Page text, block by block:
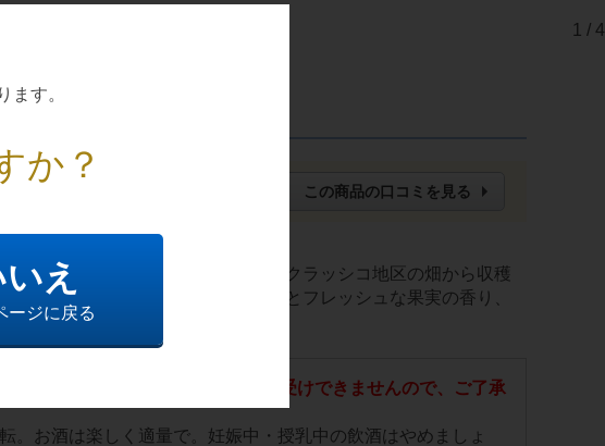
この商品の口コミを見る
リーノ地区の中でも古くからあるクラッシコ地区の畑から収穫
細な赤ワインです。淡いルビー色とフレッシュな果実の香り、
います。20歳未満の方の注文はお受けできませんので、ご了承
。お酒は楽しく適量で。妊娠中・授乳中の飲酒はやめましょ
1 / 4
ます。
か？
え
ージに戻る